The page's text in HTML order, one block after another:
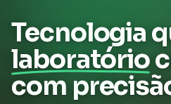
Tecnologia
laboratório
com